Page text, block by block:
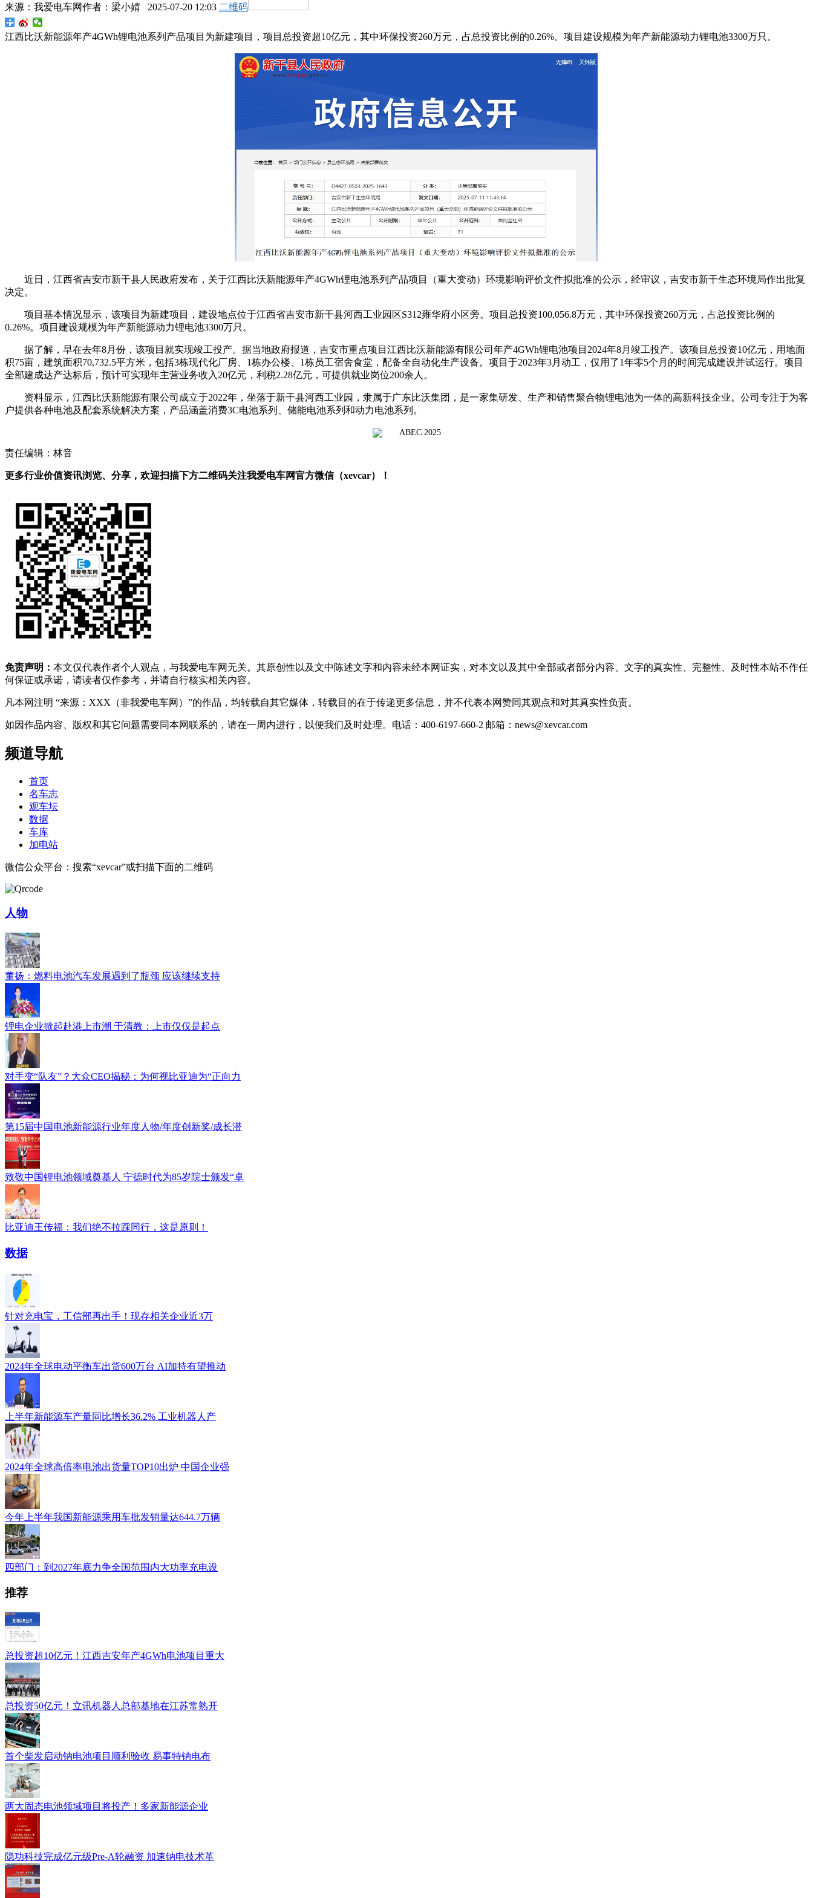
来源： 我爱电车网作者： 梁小婧 2025-07-20 12:03 二维码
江西比沃新能源年产4GWh锂电池系列产品项目为新建项目，项目总投资超10亿元，其中环保投资260万元，占总投资比例的0.26%。项目建设规模为年产新能源动力锂电池3300万只。
近日，江西省吉安市新干县人民政府发布，关于江西比沃新能源年产4GWh锂电池系列产品项目（重大变动）环境影响评价文件拟批准的公示，经审议，吉安市新干生态环境局作出批复
决定。
项目基本情况显示，该项目为新建项目，建设地点位于江西省吉安市新干县河西工业园区S312雍华府小区旁。项目总投资100,056.8万元，其中环保投资260万元，占总投资比例的
0.26%。项目建设规模为年产新能源动力锂电池3300万只。
据了解，早在去年8月份，该项目就实现竣工投产。据当地政府报道，吉安市重点项目江西比沃新能源有限公司年产4GWh锂电池项目2024年8月竣工投产。该项目总投资10亿元，用地面
积75亩，建筑面积70,732.5平方米，包括3栋现代化厂房、1栋办公楼、1栋员工宿舍食堂，配备全自动化生产设备。项目于2023年3月动工，仅用了1年零5个月的时间完成建设并试运行。项目
全部建成达产达标后，预计可实现年主营业务收入20亿元，利税2.28亿元，可提供就业岗位200余人。
资料显示，江西比沃新能源有限公司成立于2022年，坐落于新干县河西工业园，隶属于广东比沃集团，是一家集研发、生产和销售聚合物锂电池为一体的高新科技企业。公司专注于为客
户提供各种电池及配套系统解决方案，产品涵盖消费3C电池系列、储能电池系列和动力电池系列。
责任编辑：林音
更多行业价值资讯浏览、分享，欢迎扫描下方二维码关注我爱电车网官方微信（xevcar）！
免责声明： 本文仅代表作者个人观点，与我爱电车网无关。其原创性以及文中陈述文字和内容未经本网证实，对本文以及其中全部或者部分内容、文字的真实性、完整性、及时性本站不作任
何保证或承诺，请读者仅作参考，并请自行核实相关内容。
凡本网注明 “来源：XXX（非我爱电车网）”的作品，均转载自其它媒体，转载目的在于传递更多信息，并不代表本网赞同其观点和对其真实性负责。
如因作品内容、版权和其它问题需要同本网联系的，请在一周内进行，以便我们及时处理。电话：400-6197-660-2 邮箱：news@xevcar.com
频道导航
首页
名车志
观车坛
数据
车库
加电站
微信公众平台：搜索“xevcar”或扫描下面的二维码
人物
董扬：燃料电池汽车发展遇到了瓶颈 应该继续支持
锂电企业掀起赴港上市潮 于清教：上市仅仅是起点
对手变“队友”？大众CEO揭秘：为何视比亚迪为“正向力
第15届中国电池新能源行业年度人物/年度创新奖/成长潜
致敬中国锂电池领域奠基人 宁德时代为85岁院士颁发“卓
比亚迪王传福：我们绝不拉踩同行，这是原则！
数据
针对充电宝，工信部再出手！现存相关企业近3万
2024年全球电动平衡车出货600万台 AI加持有望推动
上半年新能源车产量同比增长36.2% 工业机器人产
2024年全球高倍率电池出货量TOP10出炉 中国企业强
今年上半年我国新能源乘用车批发销量达644.7万辆
四部门：到2027年底力争全国范围内大功率充电设
推荐
总投资超10亿元！江西吉安年产4GWh电池项目重大
总投资50亿元！立讯机器人总部基地在江苏常熟开
首个柴发启动钠电池项目顺利验收 易事特钠电布
两大固态电池领域项目将投产！多家新能源企业
隐功科技完成亿元级Pre-A轮融资 加速钠电技术革